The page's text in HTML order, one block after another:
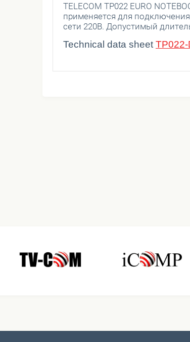
TELECOM TP022 EURO
применяется для
сети 220В. Допустимый
Technical data sheet